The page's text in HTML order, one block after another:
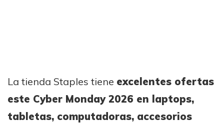
La tienda Staples tiene excelentes ofertas
este Cyber Monday 2026 en laptops,
tabletas, computadoras, accesorios